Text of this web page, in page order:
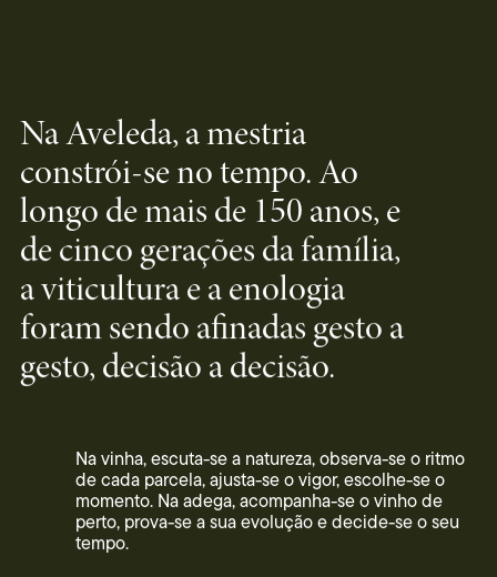
Na Aveleda, a mestria
constrói-se no tempo. Ao
longo de mais de 150 anos, e
de cinco gerações da família,
a viticultura e a enologia
foram sendo afinadas gesto a
gesto, decisão a decisão.
Na vinha, escuta-se a natureza, observa-se o ritmo
de cada parcela, ajusta-se o vigor, escolhe-se o
momento. Na adega, acompanha-se o vinho de
perto, prova-se a sua evolução e decide-se o seu
tempo.